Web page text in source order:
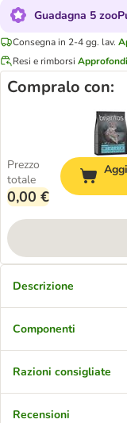
Guadagna 5
Consegna in 2-4 gg. lav.
Resi e rimborsi
Compralo con:
Prezzo
totale
0,00 €
Descrizione
Componenti
Razioni consigliate
Recensioni